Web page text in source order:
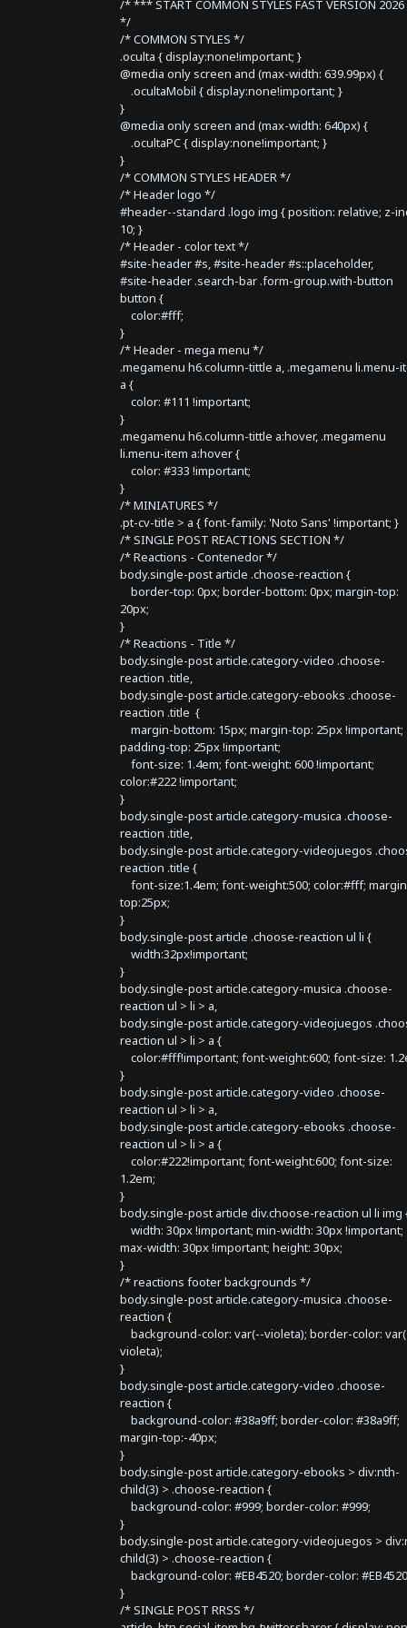
/* *** START COMMON STYLES FAST VERSION
*/
/* COMMON STYLES */
.oculta { display:none!important; }
@media only screen and (max-width: 639.99px) {
.ocultaMobil { display:none!important; }
}
@media only screen and (max-width: 640px) {
.ocultaPC { display:none!important; }
}
/* COMMON STYLES HEADER */
/* Header logo */
#header--standard .logo img { position: relative; z-
10; }
/* Header - color text */
#site-header #s, #site-header #s::placeholder,
#site-header .search-bar .form-group.with-button
button {
color:#fff;
}
/* Header - mega menu */
.megamenu h6.column-tittle a, .megamenu li.menu-
a {
color: #111 !important;
}
.megamenu h6.column-tittle a:hover, .megamenu
li.menu-item a:hover {
color: #333 !important;
}
/* MINIATURES */
.pt-cv-title > a { font-family: 'Noto Sans' !important; }
/* SINGLE POST REACTIONS SECTION */
/* Reactions - Contenedor */
body.single-post article .choose-reaction {
border-top: 0px; border-bottom: 0px; margin-top:
20px;
}
/* Reactions - Title */
body.single-post article.category-video .choose-
reaction .title,
body.single-post article.category-ebooks .choose-
reaction .title {
margin-bottom: 15px; margin-top: 25px !important;
padding-top: 25px !important;
font-size: 1.4em; font-weight: 600 !important;
color:#222 !important;
}
body.single-post article.category-musica .choose-
reaction .title,
body.single-post article.category-videojuegos
reaction .title {
font-size:1.4em; font-weight:500; color:#fff;
top:25px;
}
body.single-post article .choose-reaction ul li {
width:32px!important;
}
body.single-post article.category-musica .choose-
reaction ul > li > a,
body.single-post article.category-videojuegos
reaction ul > li > a {
color:#fff!important; font-weight:600; font-size:
}
body.single-post article.category-video .choose-
reaction ul > li > a,
body.single-post article.category-ebooks .choose-
reaction ul > li > a {
color:#222!important; font-weight:600; font-size:
1.2em;
}
body.single-post article div.choose-reaction ul li img
width: 30px !important; min-width: 30px !important;
max-width: 30px !important; height: 30px;
}
/* reactions footer backgrounds */
body.single-post article.category-musica .choose-
reaction {
background-color: var(--violeta); border-color:
violeta);
}
body.single-post article.category-video .choose-
reaction {
background-color: #38a9ff; border-color: #38a9ff;
margin-top:-40px;
}
body.single-post article.category-ebooks > div:nth-
child(3) > .choose-reaction {
background-color: #999; border-color: #999;
}
body.single-post article.category-videojuegos >
child(3) > .choose-reaction {
background-color: #EB4520; border-color:
}
/* SINGLE POST RRSS */